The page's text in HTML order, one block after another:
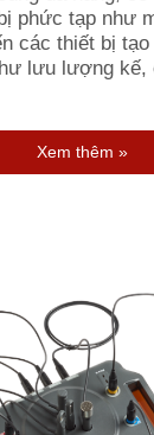
phức tạp như
các thiết bị
lưu lượng kế,
Xem thêm »